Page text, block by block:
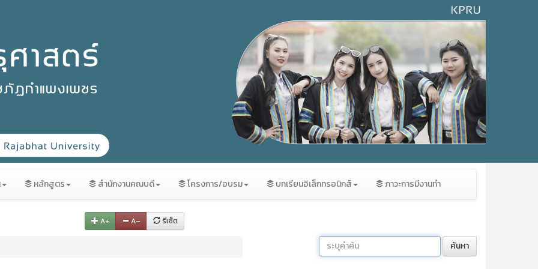
หลักสูตร สำนักงานคณบดี โครงการ/อบรม บทเรียนอิเล็กทรอนิกส์ ภาวะการมีงานทำ
A+ A– รีเซ็ต
ค้นหา